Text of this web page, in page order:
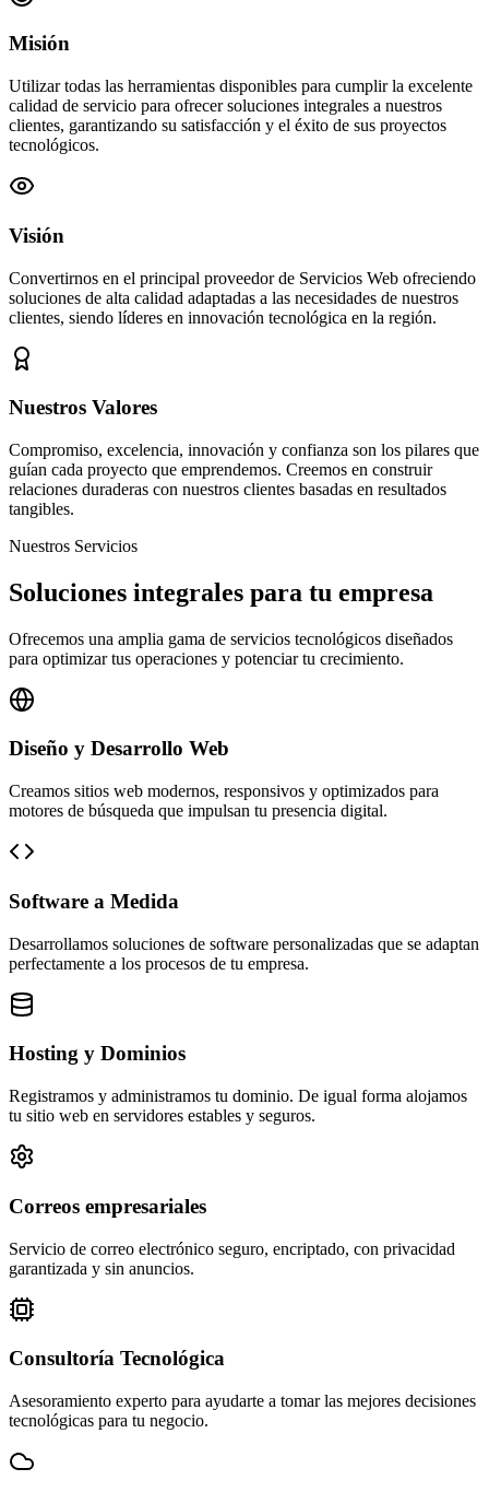
Misión
Utilizar todas las herramientas disponibles para cumplir la excelente
calidad de servicio para ofrecer soluciones integrales a nuestros
clientes, garantizando su satisfacción y el éxito de sus proyectos
tecnológicos.
Visión
Convertirnos en el principal proveedor de Servicios Web ofreciendo
soluciones de alta calidad adaptadas a las necesidades de nuestros
clientes, siendo líderes en innovación tecnológica en la región.
Nuestros Valores
Compromiso, excelencia, innovación y confianza son los pilares que
guían cada proyecto que emprendemos. Creemos en construir
relaciones duraderas con nuestros clientes basadas en resultados
tangibles.
Nuestros Servicios
Soluciones integrales para tu empresa
Ofrecemos una amplia gama de servicios tecnológicos diseñados
para optimizar tus operaciones y potenciar tu crecimiento.
Diseño y Desarrollo Web
Creamos sitios web modernos, responsivos y optimizados para
motores de búsqueda que impulsan tu presencia digital.
Software a Medida
Desarrollamos soluciones de software personalizadas que se adaptan
perfectamente a los procesos de tu empresa.
Hosting y Dominios
Registramos y administramos tu dominio. De igual forma alojamos
tu sitio web en servidores estables y seguros.
Correos empresariales
Servicio de correo electrónico seguro, encriptado, con privacidad
garantizada y sin anuncios.
Consultoría Tecnológica
Asesoramiento experto para ayudarte a tomar las mejores decisiones
tecnológicas para tu negocio.